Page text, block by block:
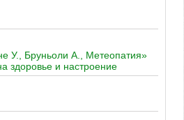
У., Бруньоли А., Метеопатия»
здоровье и настроение